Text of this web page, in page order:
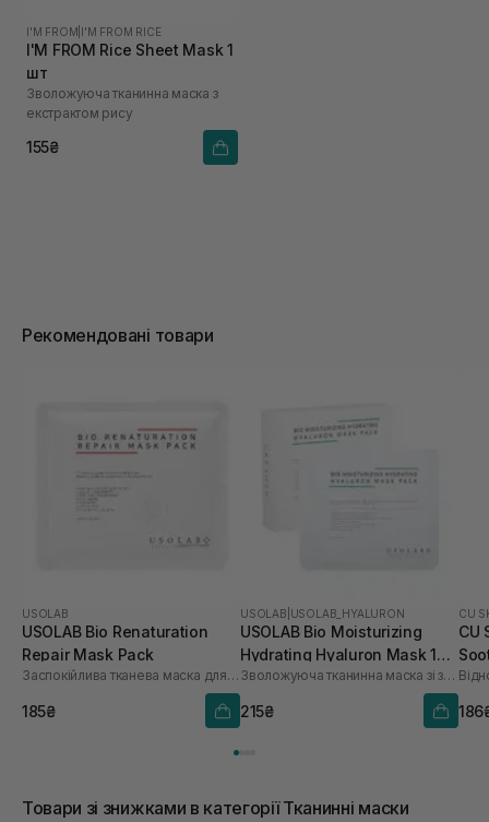
I'M FROM I'M FROM RICE
I'M FROM Rice Sheet Mask 1
шт
Зволожуюча тканинна маска з
екстрактом рису
155₴
Рекомендовані товари
USOLAB
USOLAB Bio Renaturation
Repair Mask Pack
Заспокійлива тканева маска для обличчя
185₴
USOLAB USOLAB_HYALURON
USOLAB Bio Moisturizing
Hydrating Hyaluron Mask 1
шт
Зволожуюча тканинна маска зі заспокійливою та антивіковою дією
215₴
CU
CU
Товари зі знижками в категорії Тканинні маски